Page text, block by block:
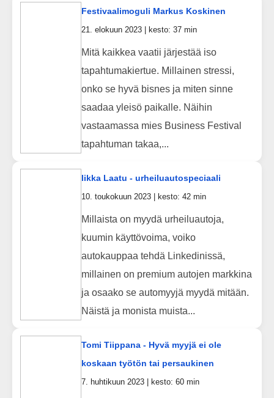
Festivaalimoguli Markus Koskinen
21. elokuun 2023 | kesto: 37 min
Mitä kaikkea vaatii järjestää iso
tapahtumakiertue. Millainen stressi,
onko se hyvä bisnes ja miten sinne
saadaa yleisö paikalle. Näihin
vastaamassa mies Business Festival
tapahtuman takaa,...
Iikka Laatu - urheiluautospeciaali
10. toukokuun 2023 | kesto: 42 min
Millaista on myydä urheiluautoja,
kuumin käyttövoima, voiko
autokauppaa tehdä Linkedinissä,
millainen on premium autojen markkina
ja osaako se automyyjä myydä mitään.
Näistä ja monista muista...
Tomi Tiippana - Hyvä myyjä ei ole
koskaan työtön tai persaukinen
7. huhtikuun 2023 | kesto: 60 min